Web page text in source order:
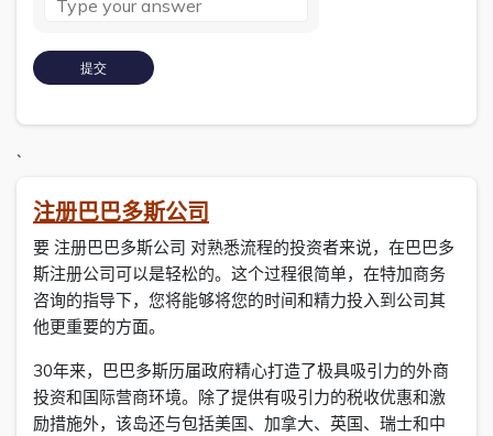
`
注册巴巴多斯公司
要 注册巴巴多斯公司 对熟悉流程的投资者来说，在巴巴多
斯注册公司可以是轻松的。这个过程很简单，在特加商务
咨询的指导下，您将能够将您的时间和精力投入到公司其
他更重要的方面。
30年来，巴巴多斯历届政府精心打造了极具吸引力的外商
投资和国际营商环境。除了提供有吸引力的税收优惠和激
励措施外，该岛还与包括美国、加拿大、英国、瑞士和中